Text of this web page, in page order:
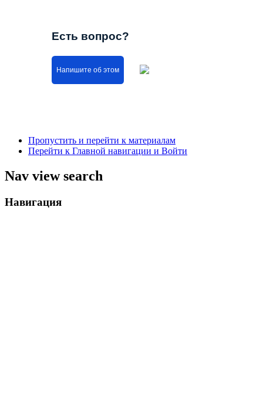
Есть вопрос?
Напишите об этом
Пропустить и перейти к материалам
Перейти к Главной навигации и Войти
Nav view search
Навигация